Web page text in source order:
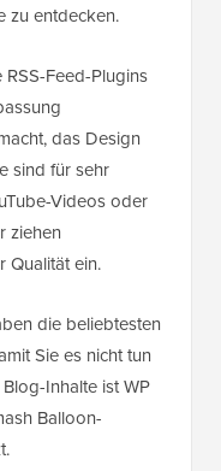
zu entdecken.
Feed-Plugins
das Design
sind für sehr
Videos oder
ziehen
Qualität ein.
die beliebtesten
Sie es nicht tun
Inhalte ist WP
Balloon-